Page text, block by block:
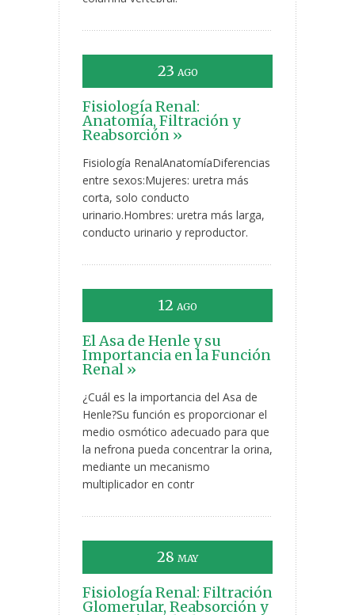
23 AGO
Fisiología Renal:
Anatomía, Filtración y
Reabsorción »
Fisiología RenalAnatomíaDiferencias
entre sexos:Mujeres: uretra más
corta, solo conducto
urinario.Hombres: uretra más larga,
conducto urinario y reproductor.
12 AGO
El Asa de Henle y su
Importancia en la Función
Renal »
¿Cuál es la importancia del Asa de
Henle?Su función es proporcionar el
medio osmótico adecuado para que
la nefrona pueda concentrar la orina,
mediante un mecanismo
multiplicador en contr
28 MAY
Fisiología Renal: Filtración
Glomerular, Reabsorción y